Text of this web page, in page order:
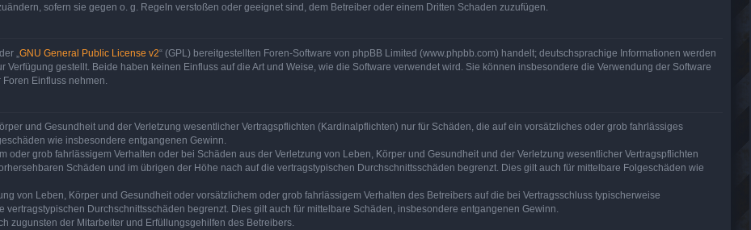
sofern sie gegen o. g. Regeln verstoßen oder geeignet sind, dem Betreiber oder einem Dritten Schaden zuzufügen.
„GNU General Public License v2“ (GPL) bereitgestellten Foren-Software von phpBB Limited (www.phpbb.com) handelt; deutschsprachige Informationen werden
gestellt. Beide haben keinen Einfluss auf die Art und Weise, wie die Software verwendet wird. Sie können insbesondere die Verwendung der Software
Einfluss nehmen.
und Gesundheit und der Verletzung wesentlicher Vertragspflichten (Kardinalpflichten) nur für Schäden, die auf ein vorsätzliches oder grob fahrlässiges
wie insbesondere entgangenen Gewinn.
oder grob fahrlässigem Verhalten oder bei Schäden aus der Verletzung von Leben, Körper und Gesundheit und der Verletzung wesentlicher Vertragspflichten
Schäden und im übrigen der Höhe nach auf die vertragstypischen Durchschnittsschäden begrenzt. Dies gilt auch für mittelbare Folgeschäden wie
von Leben, Körper und Gesundheit oder vorsätzlichem oder grob fahrlässigem Verhalten des Betreibers auf die bei Vertragsschluss typischerweise
Durchschnittsschäden begrenzt. Dies gilt auch für mittelbare Schäden, insbesondere entgangenen Gewinn.
zugunsten der Mitarbeiter und Erfüllungsgehilfen des Betreibers.